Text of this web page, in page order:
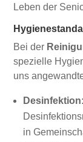
Leben der
Bei der
spezielle
uns
Desinfektion:
in